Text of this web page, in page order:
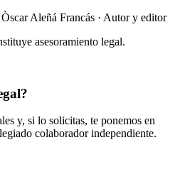
Aleñá Francás · Autor y editor
asesoramiento legal.
y, si lo solicitas, te ponemos en
colaborador independiente.